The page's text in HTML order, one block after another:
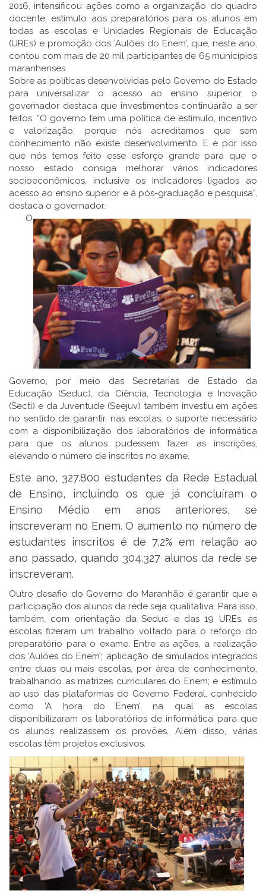
2016, intensificou ações como a organização do quadro
docente, estímulo aos preparatórios para os alunos em
todas as escolas e Unidades Regionais de Educação
(UREs) e promoção dos ‘Aulões do Enem’, que, neste ano,
contou com mais de 20 mil participantes de 65 municípios
maranhenses.
Sobre as políticas desenvolvidas pelo Governo do Estado
para universalizar o acesso ao ensino superior, o
governador destaca que investimentos continuarão a ser
feitos. “O governo tem uma política de estímulo, incentivo
e valorização, porque nós acreditamos que sem
conhecimento não existe desenvolvimento. E é por isso
que nós temos feito esse esforço grande para que o
nosso estado consiga melhorar vários indicadores
socioeconômicos, inclusive os indicadores ligados ao
acesso ao ensino superior e à pós-graduação e pesquisa”,
destaca o governador.
O
Governo, por meio das Secretarias de Estado da
Educação (Seduc), da Ciência, Tecnologia e Inovação
(Secti) e da Juventude (Seejuv) também investiu em ações
no sentido de garantir, nas escolas, o suporte necessário
com a disponibilização dos laboratórios de informática
para que os alunos pudessem fazer as inscrições,
elevando o número de inscritos no exame.
Este ano, 327.800 estudantes da Rede Estadual
de Ensino, incluindo os que já concluíram o
Ensino Médio em anos anteriores, se
inscreveram no Enem. O aumento no número de
estudantes inscritos é de 7,2% em relação ao
ano passado, quando 304.327 alunos da rede se
inscreveram.
Outro desafio do Governo do Maranhão é garantir que a
participação dos alunos da rede seja qualitativa. Para isso,
também, com orientação da Seduc e das 19 UREs, as
escolas fizeram um trabalho voltado para o reforço do
preparatório para o exame. Entre as ações, a realização
dos ‘Aulões do Enem’; aplicação de simulados integrados
entre duas ou mais escolas, por área de conhecimento,
trabalhando as matrizes curriculares do Enem; e estímulo
ao uso das plataformas do Governo Federal, conhecido
como ‘A hora do Enem’, na qual as escolas
disponibilizaram os laboratórios de informática para que
os alunos realizassem os provões. Além disso, várias
escolas têm projetos exclusivos.